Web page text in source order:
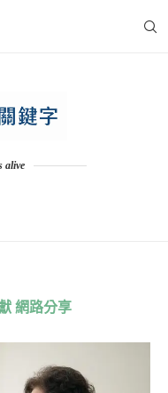
alive
網路分享